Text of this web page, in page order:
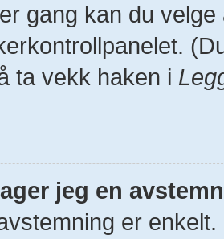
gang kan du
ta vekk haken i
jeg en
er